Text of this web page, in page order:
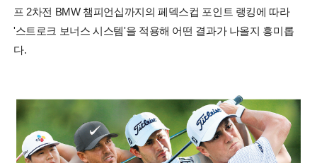
프 2차전 BMW 챔피언십까지의 페덱스컵 포인트 랭킹에 따라
'스트로크 보너스 시스템'을 적용해 어떤 결과가 나올지 흥미롭
다.